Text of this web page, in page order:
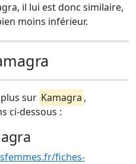
il lui est donc similaire,
moins inférieur.
sur Kamagra ,
ci-dessous :
fiches-